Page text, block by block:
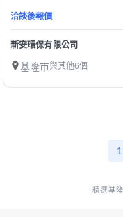
洽談後報價
新安環保有限公司
基隆市與其他6個
1
精選基